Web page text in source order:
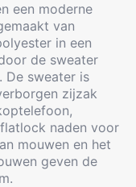
een moderne
van
in een
de sweater
De sweater is
zijzak
naden voor
mouwen en het
geven de